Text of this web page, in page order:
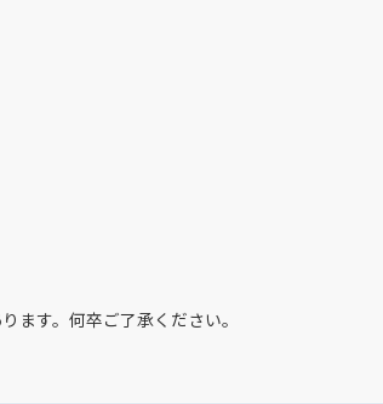
ます。何卒ご了承ください。